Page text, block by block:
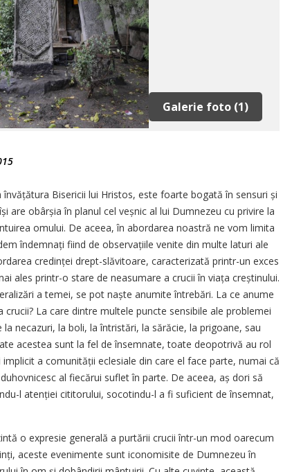
Galerie foto (1)
Bisericii lui Hristos, este foarte bogată în sensuri și
are obârșia în planul cel veșnic al lui Dumnezeu cu privire la
omului. De aceea, în abordarea noastră ne vom limita
îndem­nați fiind de observațiile venite din multe laturi ale
credinței drept-slăvitoare, caracterizată printr-un exces
ales printr-o stare de neasumare a crucii în viața creștinului.
a temei, se pot naște anumite întrebări. La ce anume
La care dintre multele puncte sensibile ale problemei
necazuri, la boli, la întristări, la sărăcie, la prigoane, sau
acestea sunt la fel de însemnate, toate deopotrivă au rol
a comunității eclesiale din care el face parte, numai că
al fiecărui suflet în parte. De aceea, aș dori să
l atenției cititorului, socotindu-l a fi suficient de însemnat,
o expresie generală a purtării crucii într-un mod oarecum
aceste evenimente sunt iconomisite de Dumnezeu în